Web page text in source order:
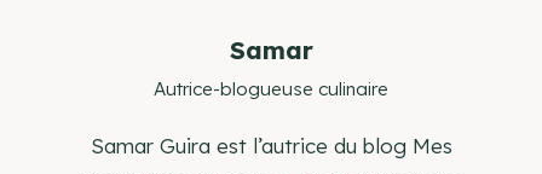
Samar
Autrice-blogueuse culinaire
Samar Guira est l’autrice du blog Mes